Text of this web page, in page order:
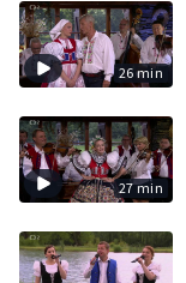
26 min
27 min